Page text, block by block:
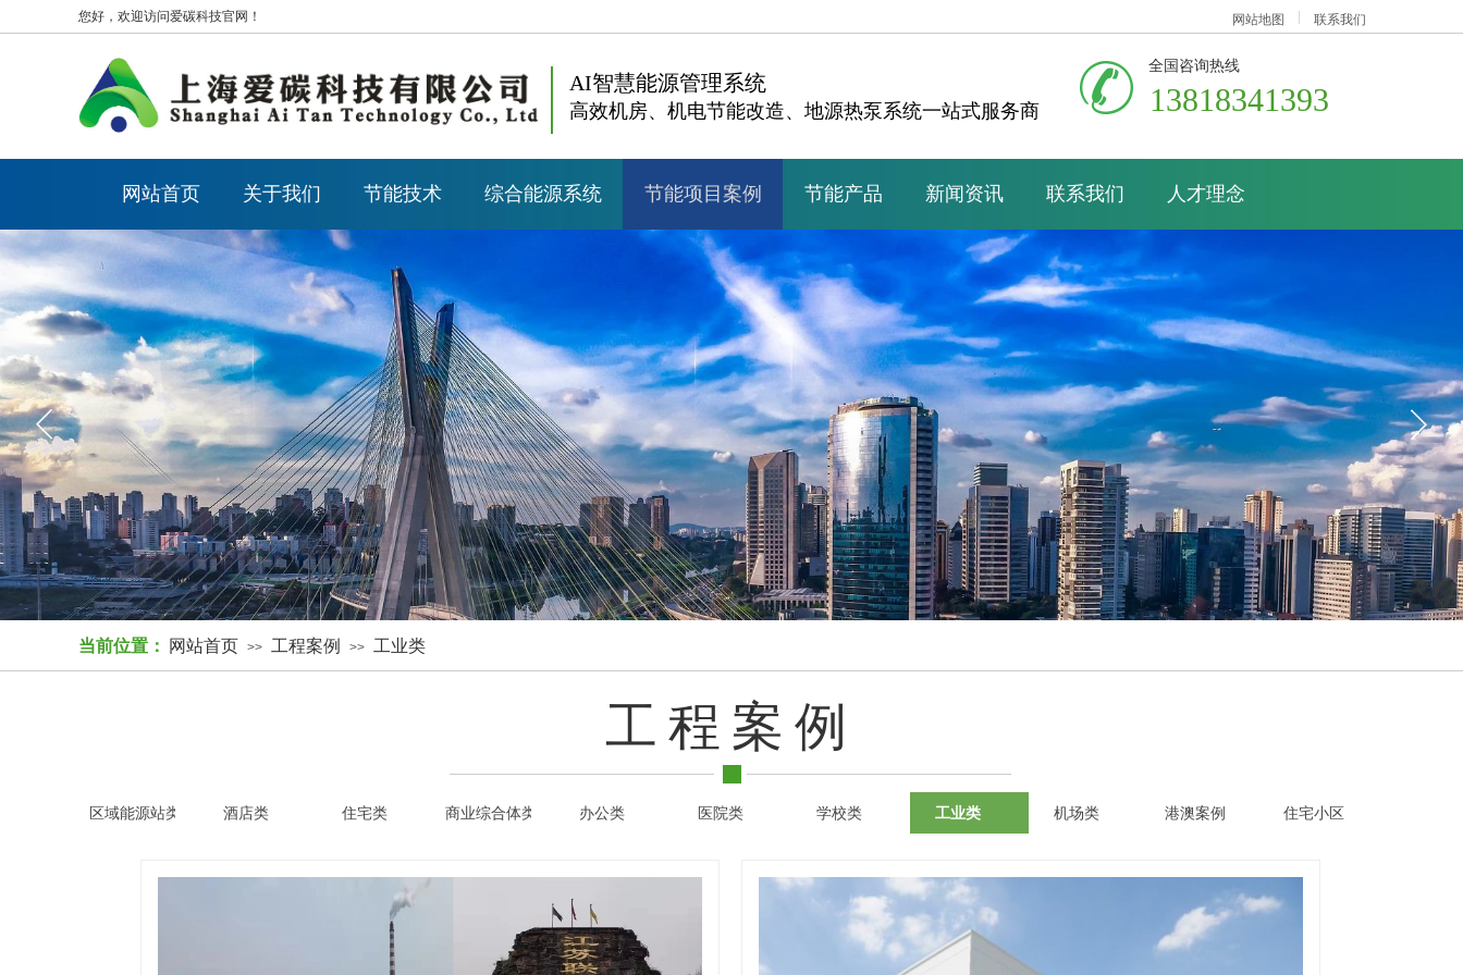
AI智慧能源管理系统
高效机房、机电节能改造、地源热泵系统一站式服务商 13818341393
全国咨询热线
网站地图 联系我们
您好，欢迎访问爱碳科技官网！
网站首页 关于我们 节能技术 综合能源系统 节能项目案例 节能产品 新闻资讯 联系我们 人才理念
当前位置： 网站首页 >> 工程案例 >> 工业类
区域能源站类 酒店类 住宅类 商业综合体类 办公类 医院类 学校类 工业类 机场类 港澳案例 住宅小区
工程案例